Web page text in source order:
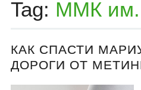
Tag: ММК им.
КАК СПАСТИ
ДОРОГИ ОТ